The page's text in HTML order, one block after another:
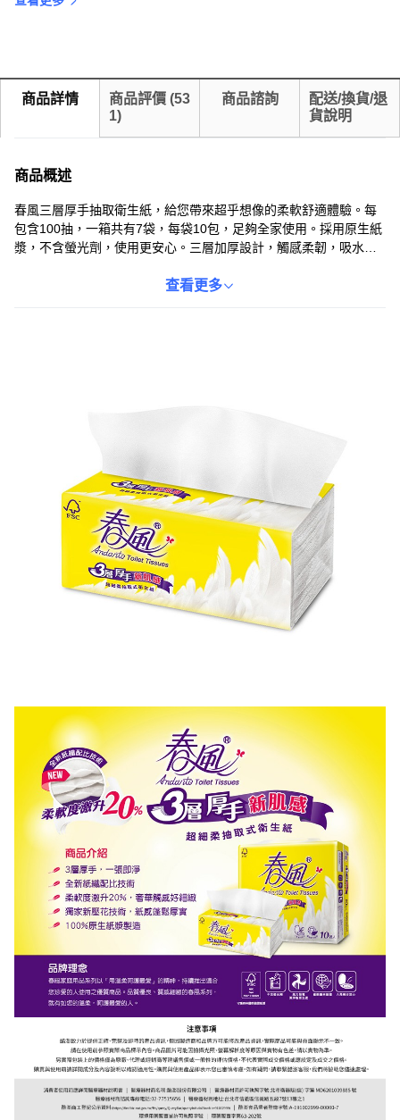
商品詳情 商品評價 (53
1)
商品諮詢
配送/換貨/退
貨說明
商品概述
春風三層厚手抽取衛生紙，給您帶來超乎想像的柔軟舒適體驗。每
包含100抽，一箱共有7袋，每袋10包，足夠全家使用。採用原生紙
漿，不含螢光劑，使用更安心。三層加厚設計，觸感柔韌，吸水性
查看更多